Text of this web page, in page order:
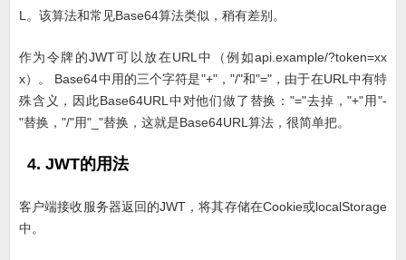
L。该算法和常见Base64算法类似，稍有差别。
作为令牌的JWT可以放在URL中（例如api.example/?token=xx
x）。 Base64中用的三个字符是"+"，"/"和"="，由于在URL中有特
殊含义，因此Base64URL中对他们做了替换："="去掉，"+"用"-
"替换，"/"用"_"替换，这就是Base64URL算法，很简单把。
4. JWT的用法
客户端接收服务器返回的JWT，将其存储在Cookie或localStorage
中。